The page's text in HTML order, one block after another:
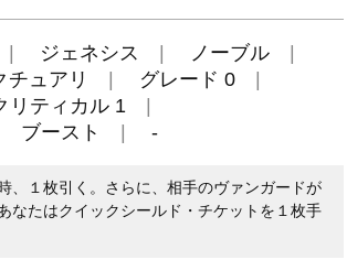
ジェネシス
ノーブル
チュアリ
グレード 0
リティカル 1
ブースト -
、１枚引く。さらに、相手のヴァンガードが
なたはクイックシールド・チケットを１枚手